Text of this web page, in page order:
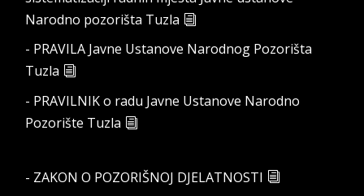
Narodno pozorišta Tuzla
- PRAVILA Javne Ustanove Narodnog Pozorišta
Tuzla
- PRAVILNIK o radu Javne Ustanove Narodno
Pozorište Tuzla
- ZAKON O POZORIŠNOJ DJELATNOSTI